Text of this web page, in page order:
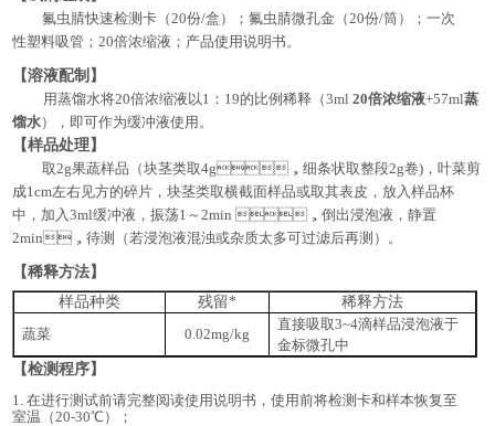
氟虫腈快速检测卡（20份/盒）；氟虫腈微孔金（20份/筒）；一次
性塑料吸管；20倍浓缩液；产品使用说明书。
【溶液配制】
用蒸馏水将20倍浓缩液以1：19的比例稀释（3ml 20倍浓缩液+57ml蒸
馏水），即可作为缓冲液使用。
【样品处理】
取2g果蔬样品（块茎类取4g，细条状取整段2g卷)，叶菜剪
成1cm左右见方的碎片，块茎类取横截面样品或取其表皮，放入样品杯
中，加入3ml缓冲液，振荡1～2min ，倒出浸泡液，静置
2min，待测（若浸泡液混浊或杂质太多可过滤后再测）。
【稀释方法】
样品种类
残留*
稀释方法
蔬菜
0.02mg/kg
直接吸取3~4滴样品浸泡液于
金标微孔中
【检测程序】
1.在进行测试前请完整阅读使用说明书，使用前将检测卡和样本恢复至
室温（20-30℃）；